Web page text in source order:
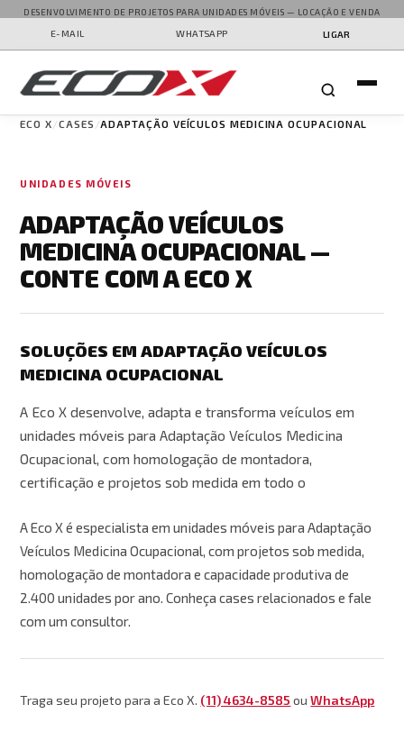
DESENVOLVIMENTO DE PROJETOS PARA UNIDADES MÓVEIS — LOCAÇÃO E VENDA
E-MAIL
WHATSAPP LIGAR
ECO X CASES ADAPTAÇÃO VEÍCULOS MEDICINA OCUPACIONAL
UNIDADES MÓVEIS
ADAPTAÇÃO VEÍCULOS
MEDICINA OCUPACIONAL —
CONTE COM A ECO X
SOLUÇÕES EM ADAPTAÇÃO VEÍCULOS
MEDICINA OCUPACIONAL
A Eco X desenvolve, adapta e transforma veículos em
unidades móveis para Adaptação Veículos Medicina
Ocupacional, com homologação de montadora,
certificação e projetos sob medida em todo o
A Eco X é especialista em unidades móveis para Adaptação
Veículos Medicina Ocupacional, com projetos sob medida,
homologação de montadora e capacidade produtiva de
2.400 unidades por ano. Conheça cases relacionados e fale
com um consultor.
Traga seu projeto para a Eco X. (11) 4634-8585 ouWhatsApp